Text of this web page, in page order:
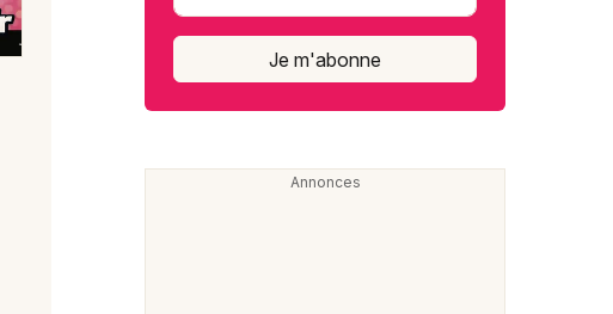
Je m'abonne